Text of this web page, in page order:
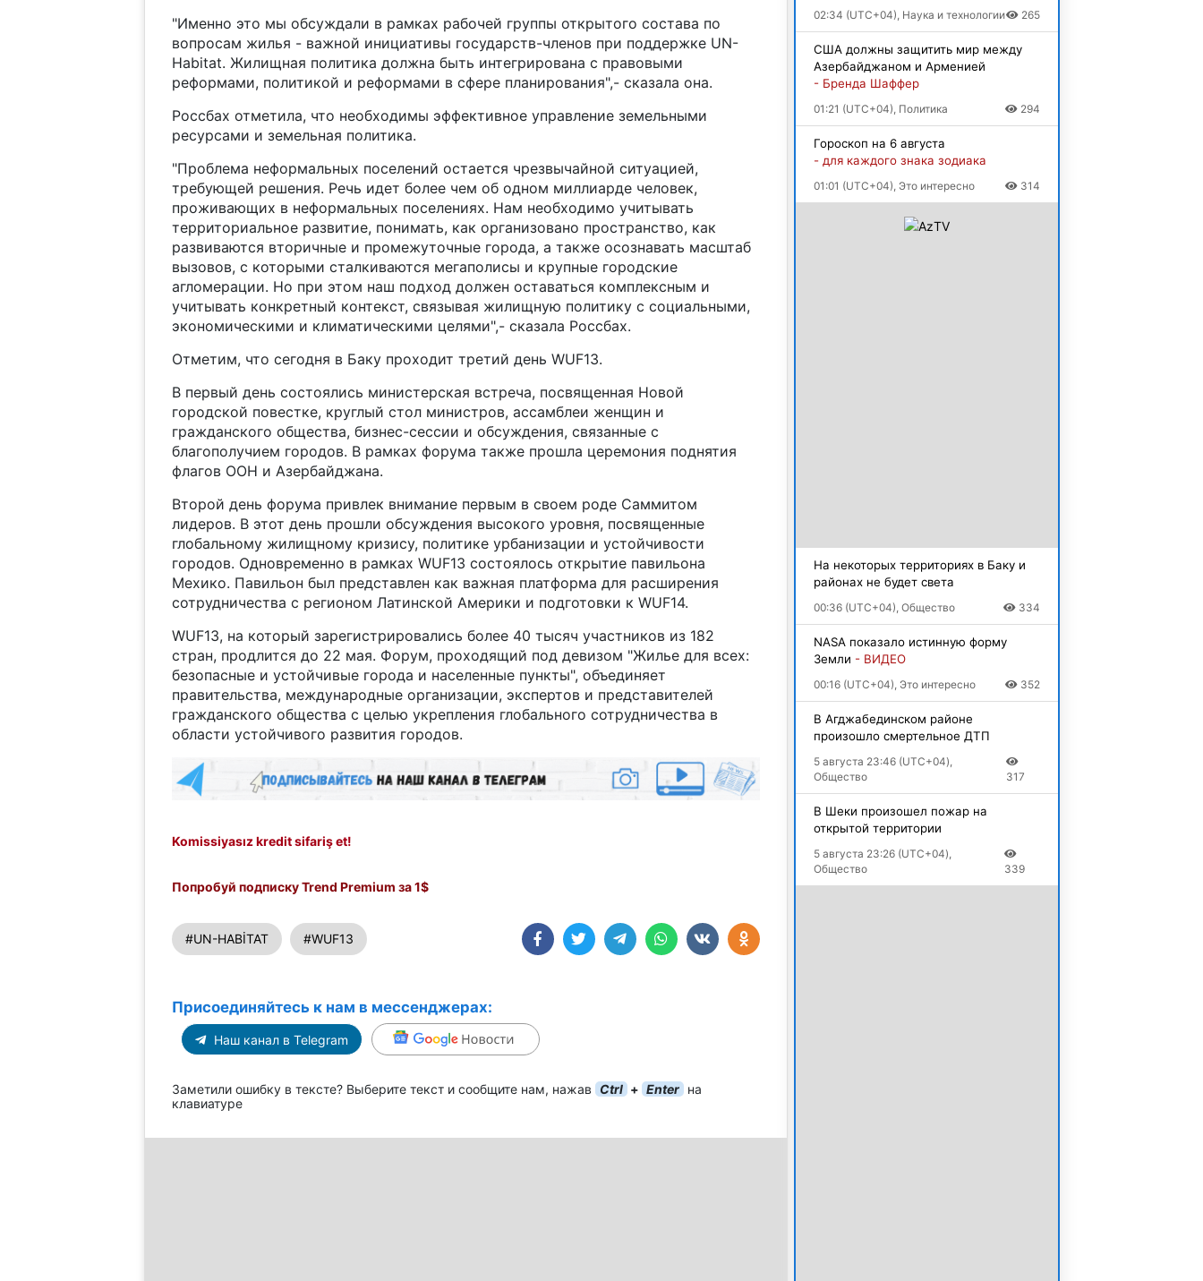
"Именно это мы обсуждали в рамках рабочей группы открытого состава по
вопросам жилья - важной инициативы государств-членов при поддержке UN-
Habitat. Жилищная политика должна быть интегрирована с правовыми
реформами, политикой и реформами в сфере планирования",- сказала она.
Россбах отметила, что необходимы эффективное управление земельными
ресурсами и земельная политика.
"Проблема неформальных поселений остается чрезвычайной ситуацией,
требующей решения. Речь идет более чем об одном миллиарде человек,
проживающих в неформальных поселениях. Нам необходимо учитывать
территориальное развитие, понимать, как организовано пространство, как
развиваются вторичные и промежуточные города, а также осознавать масштаб
вызовов, с которыми сталкиваются мегаполисы и крупные городские
агломерации. Но при этом наш подход должен оставаться комплексным и
учитывать конкретный контекст, связывая жилищную политику с социальными,
экономическими и климатическими целями",- сказала Россбах.
Отметим, что сегодня в Баку проходит третий день WUF13.
В первый день состоялись министерская встреча, посвященная Новой
городской повестке, круглый стол министров, ассамблеи женщин и
гражданского общества, бизнес-сессии и обсуждения, связанные с
благополучием городов. В рамках форума также прошла церемония поднятия
флагов ООН и Азербайджана.
Второй день форума привлек внимание первым в своем роде Саммитом
лидеров. В этот день прошли обсуждения высокого уровня, посвященные
глобальному жилищному кризису, политике урбанизации и устойчивости
городов. Одновременно в рамках WUF13 состоялось открытие павильона
Мехико. Павильон был представлен как важная платформа для расширения
сотрудничества с регионом Латинской Америки и подготовки к WUF14.
WUF13, на который зарегистрировались более 40 тысяч участников из 182
стран, продлится до 22 мая. Форум, проходящий под девизом "Жилье для всех:
безопасные и устойчивые города и населенные пункты", объединяет
правительства, международные организации, экспертов и представителей
гражданского общества с целью укрепления глобального сотрудничества в
области устойчивого развития городов.
Komissiyasız kredit sifariş et!
Попробуй подписку Trend Premium за 1$
#UN-HABİTAT #WUF13
Присоединяйтесь к нам в мессенджерах:
Наш канал в Telegram
Заметили ошибку в тексте? Выберите текст и сообщите нам, нажав Ctrl + Enter на
клавиатуре
02:34 (UTC+04), Наука и технологии 265
США должны защитить мир между
Азербайджаном и Арменией
- Бренда Шаффер
01:21 (UTC+04), Политика 294
Гороскоп на 6 августа
- для каждого знака зодиака
01:01 (UTC+04), Это интересно 314
На некоторых территориях в Баку и
районах не будет света
00:36 (UTC+04), Общество 334
NASA показало истинную форму
Земли - ВИДЕО
00:16 (UTC+04), Это интересно 352
В Агджабединском районе
произошло смертельное ДТП
5 августа 23:46 (UTC+04),
Общество
317
В Шеки произошел пожар на
открытой территории
5 августа 23:26 (UTC+04),
Общество
339